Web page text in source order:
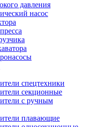
давления
насос
спецтехники
секционные
с ручным
плавающие